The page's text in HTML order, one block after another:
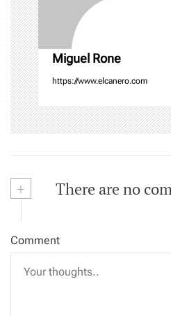
o
n
Miguel Rone
https://www.elcanero.com
+ There are no
Comment